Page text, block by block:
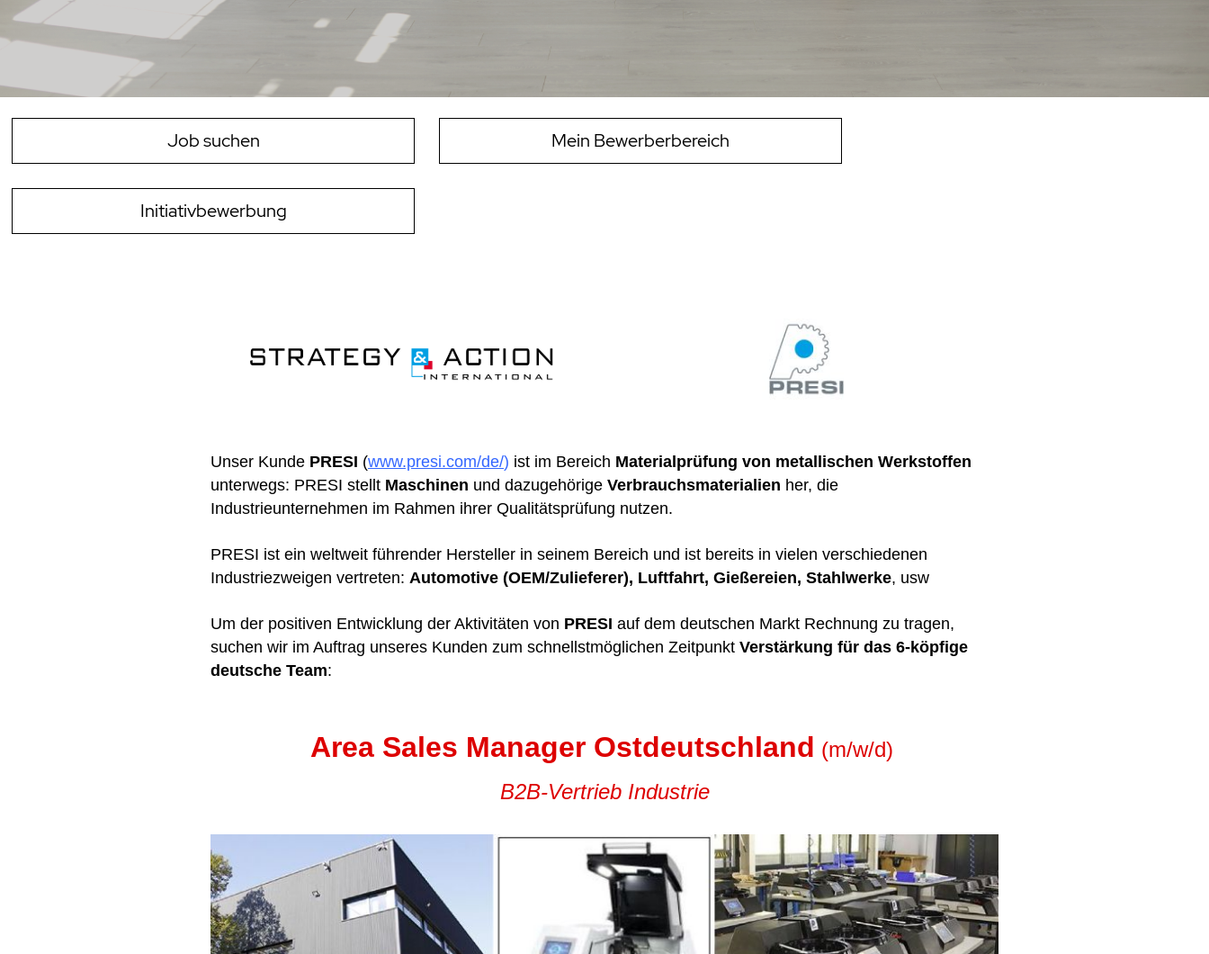
Job suchen Mein Bewerberbereich
Initiativbewerbung
Unser Kunde PRESI (www.presi.com/de/) ist im Bereich Materialprüfung von metallischen Werkstoffen
unterwegs: PRESI stellt Maschinen und dazugehörige Verbrauchsmaterialien her, die
Industrieunternehmen im Rahmen ihrer Qualitätsprüfung nutzen.
PRESI ist ein weltweit führender Hersteller in seinem Bereich und ist bereits in vielen verschiedenen
Industriezweigen vertreten: Automotive (OEM/Zulieferer), Luftfahrt, Gießereien, Stahlwerke, usw
Um der positiven Entwicklung der Aktivitäten von PRESI auf dem deutschen Markt Rechnung zu tragen,
suchen wir im Auftrag unseres Kunden zum schnellstmöglichen Zeitpunkt Verstärkung für das 6-köpfige
deutsche Team:
Area Sales Manager Ostdeutschland (m/w/d)
B2B-Vertrieb Industrie